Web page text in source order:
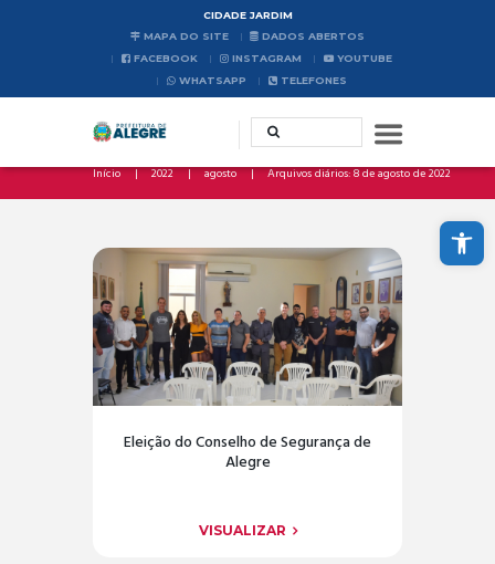
Abrir a barra de ferramentas
CIDADE JARDIM
MAPA DO SITE
DADOS ABERTOS
FACEBOOK
INSTAGRAM
YOUTUBE
WHATSAPP
TELEFONES
Início 2022 agosto Arquivos diários: 8 de agosto de 2022
Eleição do Conselho de Segurança de
Alegre
VISUALIZAR